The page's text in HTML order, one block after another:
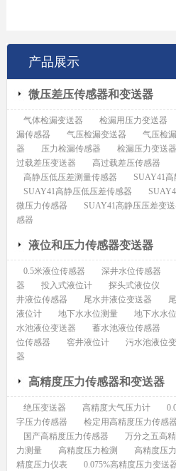
产品展示
微压差压传感器和变送器
气体检漏变送器 检漏用压力变送器
漏传感器
气压检漏变送器 气压检
器
压力检漏传感器 检漏压力变送器
过载差压变送器
高过载差压传感器
高静压低压差测量传感器
SUAY41
SUAY41高静压低压差传感器
微压力传感器
SUAY41高静压压差变
感器
液位和压力传感器变送器
0.5米液位传感器 深井水位传感器
器
投入式液位计 探头式液位仪
井液位传感器
尾水井液位变送器
液位计
地下水水位测量 地下水水
水池液位变送器
蓄水池液位传感器
位传感器
窖井液位计 污水池液位
器
高精度压力传感器和变送器
绝压变送器 高精度大气压力计
字压力传感器
检定用高精度压力传感器
国产高精度压力传感器
万分之五高
力测量
高精度压力检测 高精度压
精度压力仪表
0.075%高精度压力变送